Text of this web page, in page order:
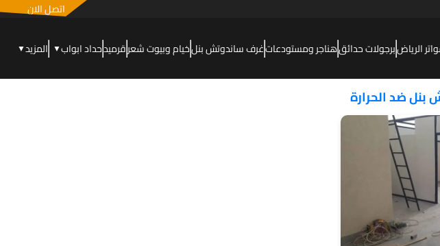
اتصل الان
الرياضبرجولات حدائقهناجر ومستودعاتغرف ساندوتش بنلخيام وبيوت شعرقرميدحداد ابواب▼ المزيد▼
ضد الحرارة